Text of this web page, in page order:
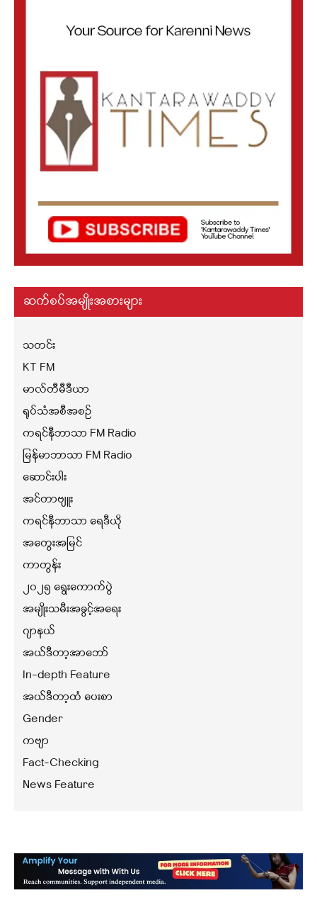
ဆက်စပ်အမျိုးအစားများ
သတင်း
KT FM
မာလ်တီမီဒီယာ
ရုပ်သံအစီအစဉ်
ကရင်နီဘာသာ FM Radio
မြန်မာဘာသာ FM Radio
ဆောင်းပါး
အင်တာဗျူး
ကရင်နီဘာသာ ရေဒီယို
အတွေးအမြင်
ကာတွန်း
၂၀၂၅ ရွေးကောက်ပွဲ
အမျိုးသမီးအခွင့်အရေး
ဂျာနယ်
အယ်ဒီတာ့အာဘော်
In-depth Feature
အယ်ဒီတာ့ထံ ပေးစာ
Gender
ကဗျာ
Fact-Checking
News Feature